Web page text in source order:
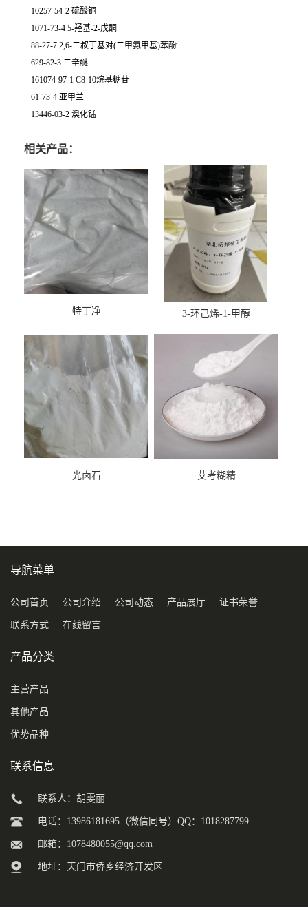
10257-54-2 硫酸铜
1071-73-4 5-羟基-2-戊酮
88-27-7 2,6-二叔丁基对(二甲氨甲基)苯酚
629-82-3 二辛醚
161074-97-1 C8-10烷基糖苷
61-73-4 亚甲兰
13446-03-2 溴化锰
相关产品：
特丁净 3-环己烯-1-甲醇
光卤石 艾考糊精
导航菜单
公司首页 公司介绍 公司动态 产品展厅 证书荣誉
联系方式 在线留言
产品分类
主营产品
其他产品
优势品种
联系信息
联系人：胡雯丽
电话：13986181695（微信同号）QQ：1018287799
邮箱： 1078480055@qq.com
地址：天门市侨乡经济开发区